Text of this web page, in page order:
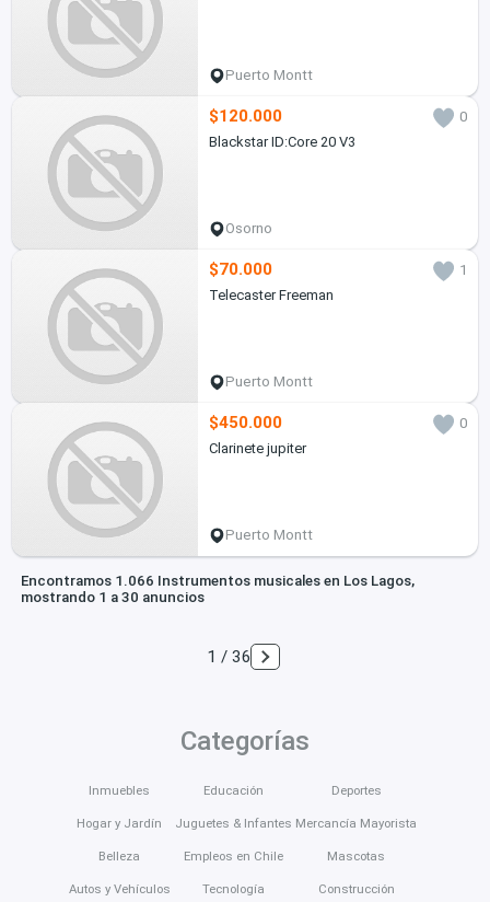
Puerto Montt
$120.000
0
Blackstar ID:Core 20 V3
Osorno
$70.000
1
Telecaster Freeman
Puerto Montt
$450.000
0
Clarinete jupiter
Puerto Montt
Encontramos 1.066 Instrumentos musicales en Los Lagos,
mostrando 1 a 30 anuncios
1 / 36
Categorías
Inmuebles
Hogar y Jardín
Belleza
Autos y Vehículos
Educación
Juguetes & Infantes
Empleos en Chile
Tecnología
Deportes
Mercancía Mayorista
Mascotas
Construcción